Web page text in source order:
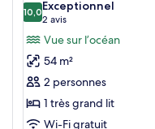
l’océan
(Gala)
bord
de
l’océan
(Gala)
les
photos
pour
ce
type
de
10,010,0 sur 10
Exceptionnel
2 avis
(2 avis)
Vue sur l’océan
54 m²
2 personnes
1 très grand lit
Wi-Fi gratuit